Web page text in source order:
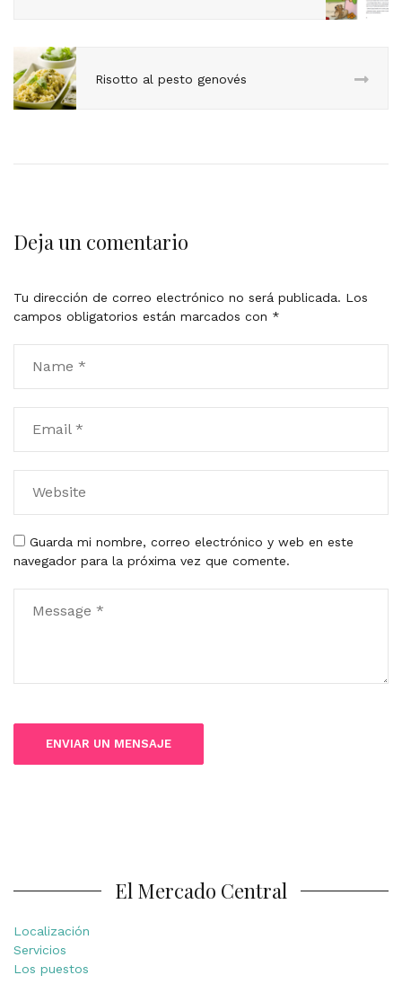
Risotto al pesto genovés
Deja un comentario
Tu dirección de correo electrónico no será publicada. Los
campos obligatorios están marcados con *
Guarda mi nombre, correo electrónico y web en este
navegador para la próxima vez que comente.
El Mercado Central
Localización
Servicios
Los puestos